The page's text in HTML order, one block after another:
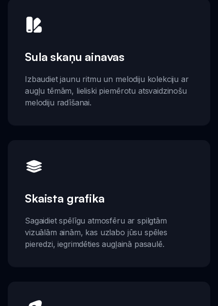
Sula skaņu ainavas
Izbaudiet jaunu ritmu un melodiju kolekciju ar
augļu tēmām, lieliski piemērotu atsvaidzinošu
melodiju radīšanai.
Skaista grafika
Sagaidiet spēlīgu atmosfēru ar spilgtām
vizuālām ainām, kas uzlabo jūsu spēles
pieredzi, iegrimdēties augļainā pasaulē.